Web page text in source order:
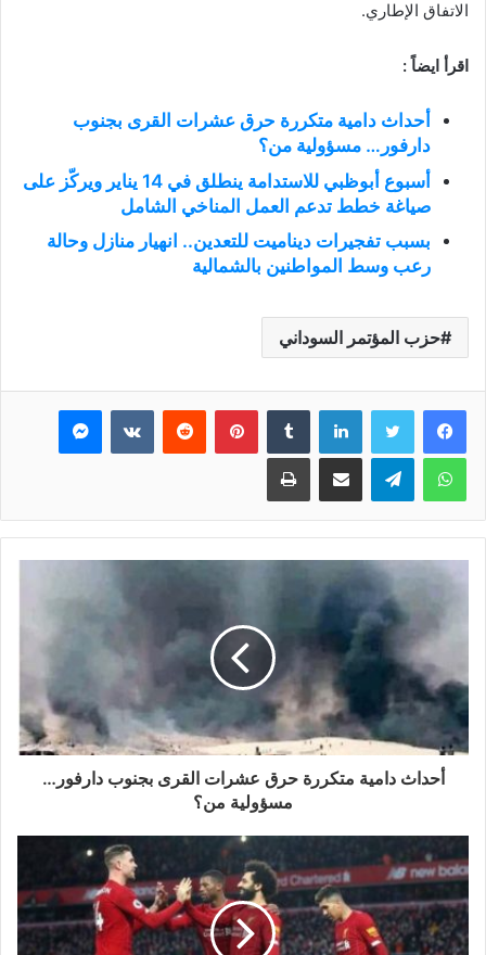
الاتفاق الإطاري.
اقرأ ايضاً :
أحداث دامية متكررة حرق عشرات القرى بجنوب
دارفور… مسؤولية من؟
أسبوع أبوظبي للاستدامة ينطلق في 14 يناير ويركّز على
صياغة خطط تدعم العمل المناخي الشامل
بسبب تفجيرات ديناميت للتعدين.. انهيار منازل وحالة
رعب وسط المواطنين بالشمالية
حزب المؤتمر السوداني
فيسبوك تويتر لينكدإن بينتيريست ماسنجر
واتساب تيلقرام مشاركة عبر البريد طباعة
أحداث دامية متكررة حرق عشرات القرى بجنوب دارفور…
مسؤولية من؟